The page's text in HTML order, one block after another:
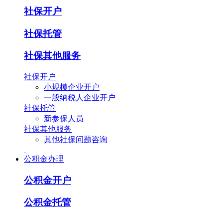
社保开户
社保托管
社保其他服务
社保开户
小规模企业开户
一般纳税人企业开户
社保托管
新参保人员
社保其他服务
其他社保问题咨询
公积金办理
公积金开户
公积金托管